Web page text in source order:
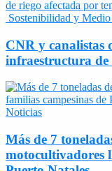
Sostenibilidad y
CNR y canalistas
infraestructura
Noticias
Más de 7
motocultivadores